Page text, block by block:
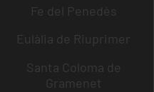
Fe del Penedès
Eulàlia de Riuprimer
Santa Coloma de
Gramenet